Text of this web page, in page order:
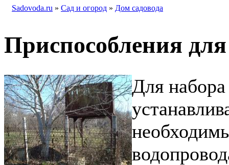
Sadovoda.ru » Сад и огород » Дом садовода
Приспособления
Для